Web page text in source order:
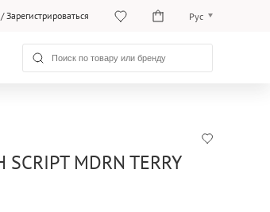
/Зарегистрироваться Рус
Рус
MDRN TERRY